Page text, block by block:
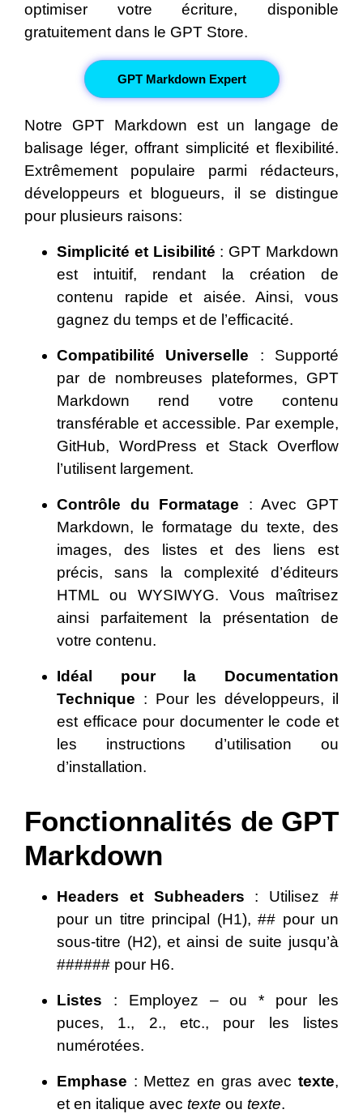
optimiser votre écriture, disponible
gratuitement dans le GPT Store.
GPT Markdown Expert
Notre GPT Markdown est un langage de
balisage léger, offrant simplicité et flexibilité.
Extrêmement populaire parmi rédacteurs,
développeurs et blogueurs, il se distingue
pour plusieurs raisons:
Simplicité et Lisibilité : GPT Markdown
est intuitif, rendant la création de
contenu rapide et aisée. Ainsi, vous
gagnez du temps et de l’efficacité.
Compatibilité Universelle : Supporté
par de nombreuses plateformes, GPT
Markdown rend votre contenu
transférable et accessible. Par exemple,
GitHub, WordPress et Stack Overflow
l’utilisent largement.
Contrôle du Formatage : Avec GPT
Markdown, le formatage du texte, des
images, des listes et des liens est
précis, sans la complexité d’éditeurs
HTML ou WYSIWYG. Vous maîtrisez
ainsi parfaitement la présentation de
votre contenu.
Idéal pour la Documentation
Technique : Pour les développeurs, il
est efficace pour documenter le code et
les instructions d’utilisation ou
d’installation.
Fonctionnalités de GPT
Markdown
Headers et Subheaders : Utilisez #
pour un titre principal (H1), ## pour un
sous-titre (H2), et ainsi de suite jusqu’à
###### pour H6.
Listes : Employez – ou * pour les
puces, 1., 2., etc., pour les listes
numérotées.
Emphase : Mettez en gras avec texte,
et en italique avec texte ou texte.